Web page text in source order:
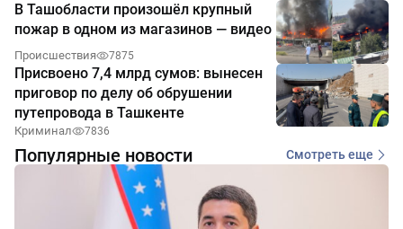
В Ташобласти произошёл крупный
пожар в одном из магазинов — видео
Происшествия 7875
Присвоено 7,4 млрд сумов: вынесен
приговор по делу об обрушении
путепровода в Ташкенте
Криминал 7836
Популярные новости Смотреть еще